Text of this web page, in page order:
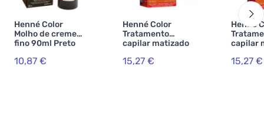
Henné Color
Molho de creme
fino 90ml Preto
10,87 €
Henné Color
Tratamento
capilar matizado
grau de proteção
15,27 €
Henné
capilar
grau de
15,27 €